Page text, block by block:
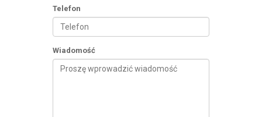
Telefon
Wiadomość